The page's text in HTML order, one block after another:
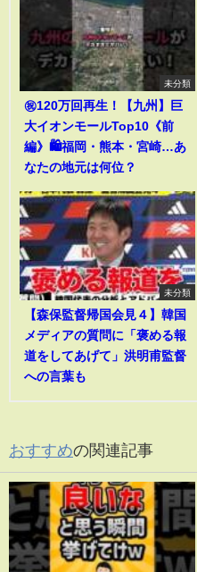
未分類
㊗️120万回再生！【九州】巨
大イオンモールTop10《前
編》🛍️福岡・熊本・宮崎…あ
なたの地元は何位？
未分類
【森保監督帰国会見４】韓国
メディアの質問に「褒める報
道をしてあげて」洪明甫監督
への言葉も
おすすめの関連記事